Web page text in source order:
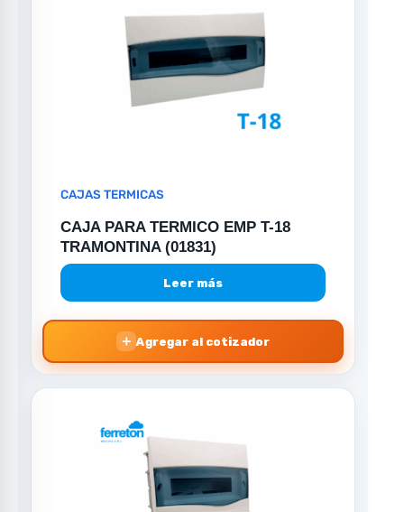
CAJAS TERMICAS
CAJA PARA TERMICO EMP T-18
TRAMONTINA (01831)
Leer más
＋ Agregar al cotizador